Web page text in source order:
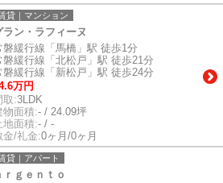
貸｜マンション
ラン・ラフィーヌ
磐緩行線「馬橋」駅 徒歩1分
磐緩行線「北松戸」駅 徒歩21分
磐緩行線「新松戸」駅 徒歩24分
万円
取:3LDK
物面積:- / 24.09坪
地面積:- / -
金/礼金:0ヶ月/0ヶ月
貸｜アパート
ｒｇｅｎｔｏ